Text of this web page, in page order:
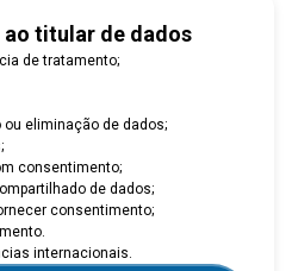
titular de dados
de tratamento;
eliminação de dados;
consentimento;
de dados;
consentimento;
internacionais.